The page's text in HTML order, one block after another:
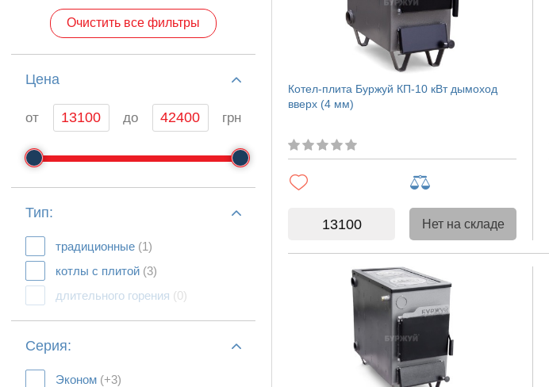
Очистить все фильтры
Цeна
от до грн
Тип:
традиционные (1)
котлы с плитой (3)
длительного горения (0)
Серия:
Эконом (+3)
Котел-плита Буржуй КП-10 кВт дымоход
вверх (4 мм)
13100 Нет на складе